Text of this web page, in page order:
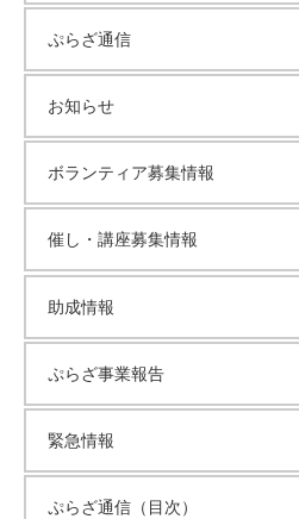
ぷらざ通信
お知らせ
ボランティア募集情報
催し・講座募集情報
助成情報
ぷらざ事業報告
緊急情報
ぷらざ通信（目次）